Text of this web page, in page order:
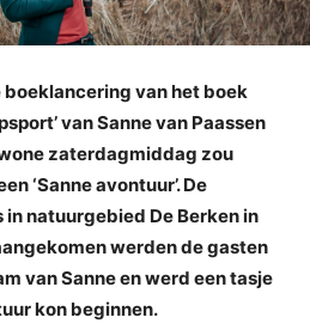
van het boek
van Sanne van Paassen
zaterdagmiddag zou
‘Sanne avontuur’. De
natuurgebied De Berkenin
werden de gasten
van Sanne en werd een tasje
kon beginnen.